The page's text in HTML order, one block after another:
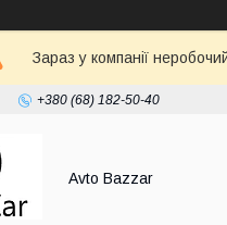
Зараз у компанії
+380 (68) 182-50-40
Avto Bazzar